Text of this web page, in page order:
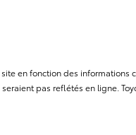
en fonction des informations
pas reflétés en ligne.